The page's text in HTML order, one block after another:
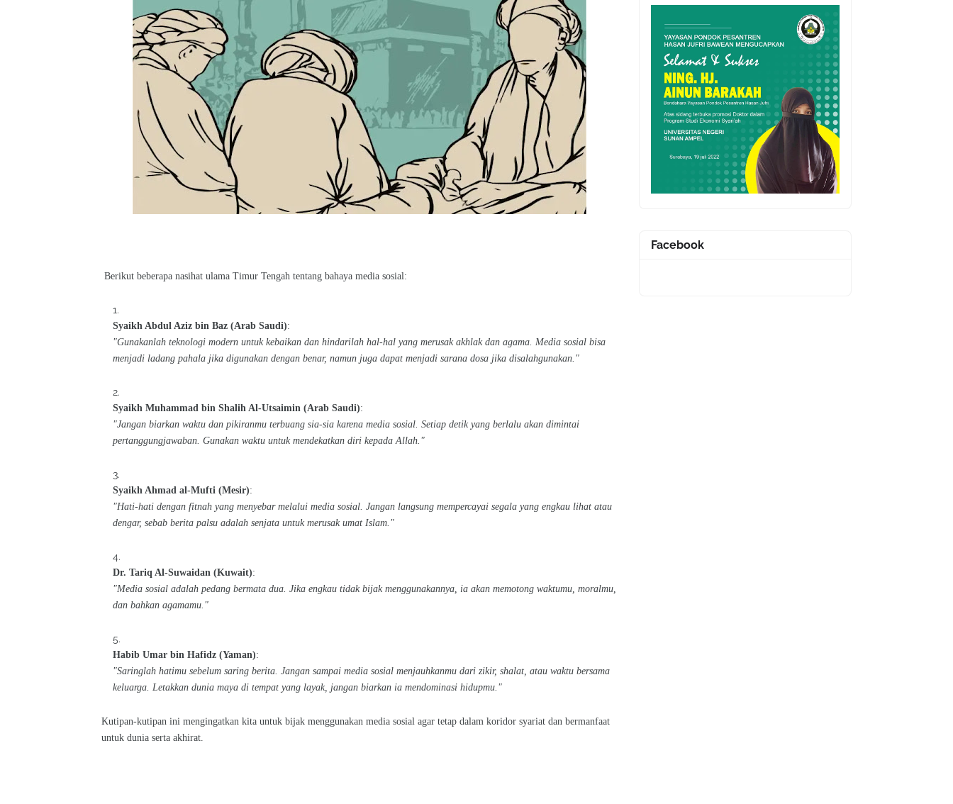
Berikut beberapa nasihat ulama Timur Tengah tentang bahaya media sosial:
Syaikh Abdul Aziz bin Baz (Arab Saudi):
"Gunakanlah teknologi modern untuk kebaikan dan hindarilah hal-hal yang merusak akhlak dan agama. Media sosial bisa
menjadi ladang pahala jika digunakan dengan benar, namun juga dapat menjadi sarana dosa jika disalahgunakan."
Syaikh Muhammad bin Shalih Al-Utsaimin (Arab Saudi):
"Jangan biarkan waktu dan pikiranmu terbuang sia-sia karena media sosial. Setiap detik yang berlalu akan dimintai
pertanggungjawaban. Gunakan waktu untuk mendekatkan diri kepada Allah."
Syaikh Ahmad al-Mufti (Mesir):
"Hati-hati dengan fitnah yang menyebar melalui media sosial. Jangan langsung mempercayai segala yang engkau lihat atau
dengar, sebab berita palsu adalah senjata untuk merusak umat Islam."
Dr. Tariq Al-Suwaidan (Kuwait):
"Media sosial adalah pedang bermata dua. Jika engkau tidak bijak menggunakannya, ia akan memotong waktumu, moralmu,
dan bahkan agamamu."
Habib Umar bin Hafidz (Yaman):
"Saringlah hatimu sebelum saring berita. Jangan sampai media sosial menjauhkanmu dari zikir, shalat, atau waktu bersama
keluarga. Letakkan dunia maya di tempat yang layak, jangan biarkan ia mendominasi hidupmu."
Kutipan-kutipan ini mengingatkan kita untuk bijak menggunakan media sosial agar tetap dalam koridor syariat dan bermanfaat
untuk dunia serta akhirat.
Facebook